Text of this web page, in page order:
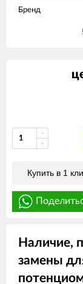
Бренд
Купить в 1
Наличие,
замены